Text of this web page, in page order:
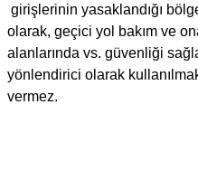
girişlerinin yasaklandığı
olarak, geçici yol bakım ve
alanlarında vs. güvenliği
yönlendirici olarak
vermez.